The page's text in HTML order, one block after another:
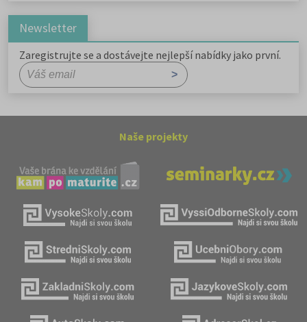
Newsletter
Zaregistrujte se a dostávejte nejlepší nabídky jako první.
Naše projekty